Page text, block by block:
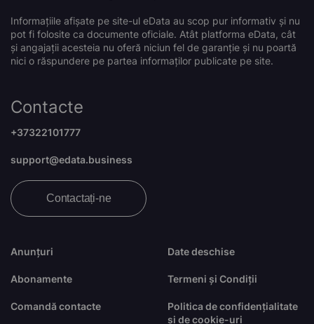
Informațiile afișate pe site-ul eData au scop pur informativ și nu
pot fi folosite ca documente oficiale. Atât platforma eData, cât
și angajații acesteia nu oferă niciun fel de garanție și nu poartă
nici o răspundere pe partea informaților publicate pe site.
Anunțuri
Abonamente
Comandă contacte
Date deschise
Termeni și Condiții
Politica de confidențialitate
și de cookie-uri
Contacte
+37322101777
support@edata.business
Contactați-ne